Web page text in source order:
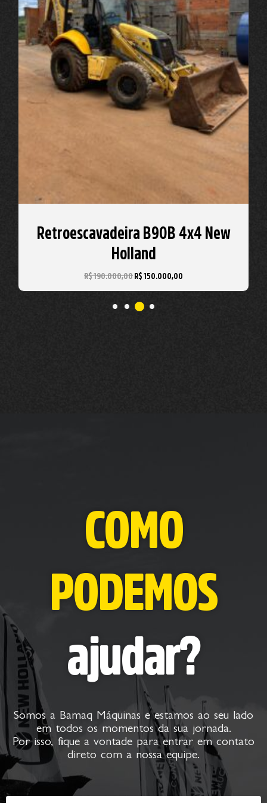
Retroescavadeira B90B 4x4 New
Holland
R$190.000,00R$150.000,00
COMO
PODEMOS
ajudar?
Somos a Bamaq Máquinas e estamos ao seu lado
em todos os momentos da sua jornada.
Por isso, fique a vontade para entrar em contato
direto com a nossa equipe.